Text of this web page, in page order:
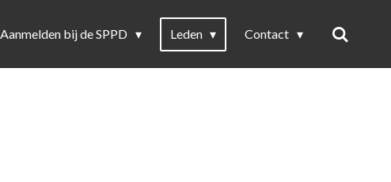
Aanmelden bij de SPPD Leden Contact